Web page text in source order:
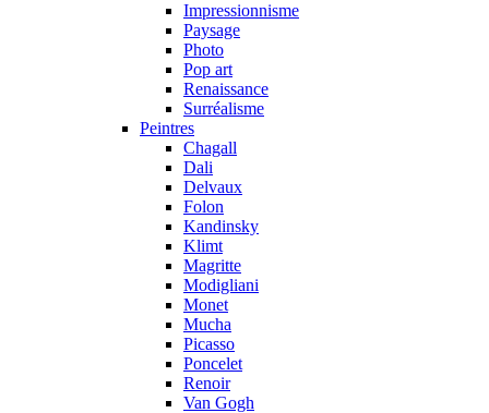
Impressionnisme
Paysage
Photo
Pop art
Renaissance
Surréalisme
Peintres
Chagall
Dali
Delvaux
Folon
Kandinsky
Klimt
Magritte
Modigliani
Monet
Mucha
Picasso
Poncelet
Renoir
Van Gogh